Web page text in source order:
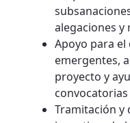
alegaciones y
Apoyo para
emergentes,
proyecto y
convocatorias
Tramitación y